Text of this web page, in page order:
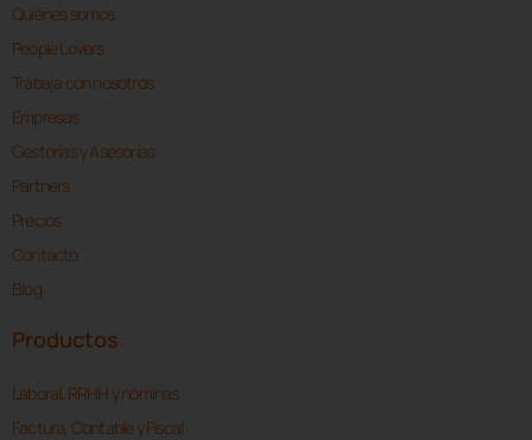
Quiénes somos
People Lovers
Trabaja con nosotros
Empresas
Gestorías y Asesorías
Partners
Precios
Contacto
Blog
Productos
Laboral, RRHH y nóminas
Factura, Contable y Fiscal